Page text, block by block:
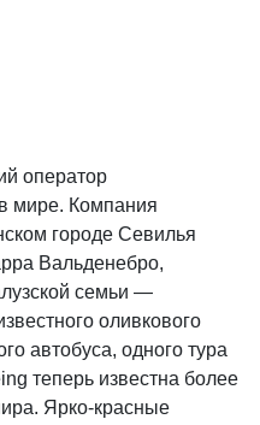
оператор
мире. Компания
городе Севилья
Вальденебро,
семьи —
оливкового
автобуса, одного тура
теперь известна более
Ярко-красные